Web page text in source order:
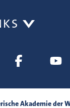
Akademie der